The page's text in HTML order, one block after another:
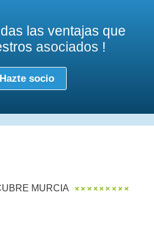
las ventajas que
asociados !
Hazte socio
MURCIA